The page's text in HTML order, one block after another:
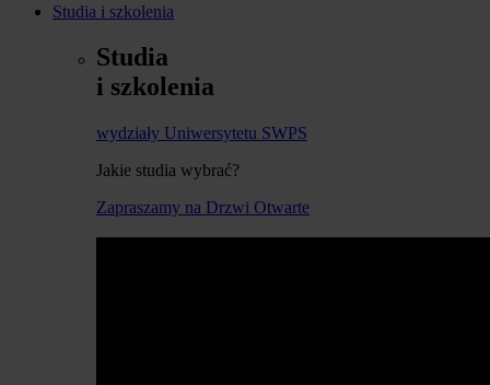
Studia i szkolenia
Studia
i szkolenia
wydziały Uniwersytetu SWPS
Jakie studia wybrać?
Zapraszamy na Drzwi Otwarte